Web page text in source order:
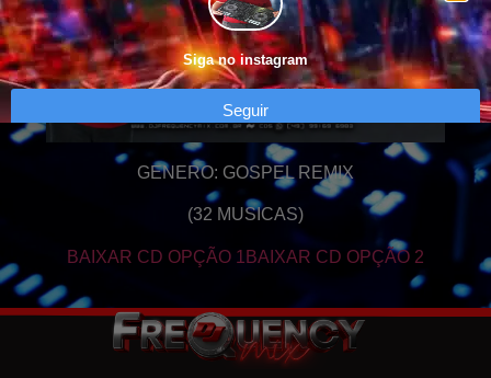
GENERO: GOSPEL REMIX
(32 MUSICAS)
BAIXAR CD OPÇÃO 1 BAIXAR CD OPÇÃO 2
Siga no instagram
Seguir